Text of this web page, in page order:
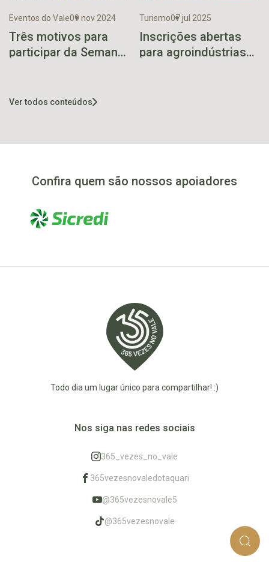
Eventos do Vale09 nov 2024
Três motivos para
participar da Semana
Turismo07 jul 2025
Inscrições abertas
para agroindústrias
Ver todos conteúdos
Confira quem são nossos apoiadores
Todo dia um lugar único para compartilhar! :)
Nos siga nas redes sociais
365_vezes_no_vale
365vezesnovaledotaquari
@365vezesnovale5
@365vezesnovale